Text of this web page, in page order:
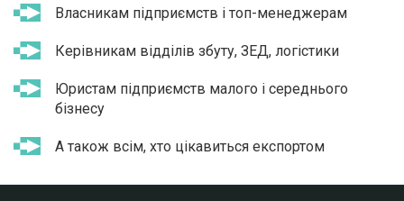
Власникам підприємств і топ-менеджерам
Керівникам відділів збуту, ЗЕД, логістики
Юристам підприємств малого і середнього
бізнесу
А також всім, хто цікавиться експортом